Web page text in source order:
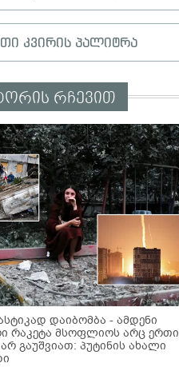
კვირის პალიტრა
რჩევით
დაიბომბა - ამდენი
რაკეტა მსოფლიოს არც ერთი
გაუშვიათ: პუტინის ახალი